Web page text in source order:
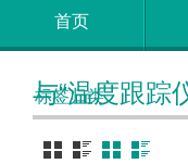
首页
标签归类
与“温度跟踪